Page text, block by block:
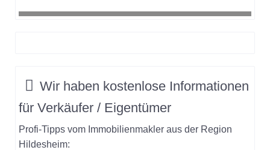
Wir haben kostenlose Informationen
für Verkäufer / Eigentümer
Profi-Tipps vom Immobilienmakler aus der Region
Hildesheim: